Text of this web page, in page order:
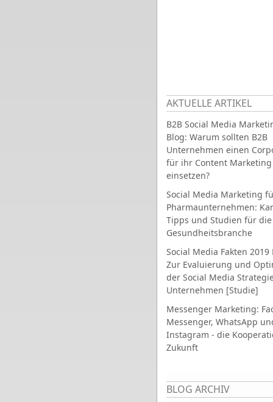
AKTUELLE ARTIKEL
B2B Social Media
Blog: Warum sollten B2B
Unternehmen einen
für ihr Content Marketing
einsetzen?
Social Media Marketing
Pharmaunternehmen:
Tipps und Studien für die
Gesundheitsbranche
Social Media Fakten 2019
Zur Evaluierung und
der Social Media
Unternehmen [Studie]
Messenger Marketing:
Messenger, WhatsApp
Instagram - die
Zukunft
BLOG ARCHIV
Seiten